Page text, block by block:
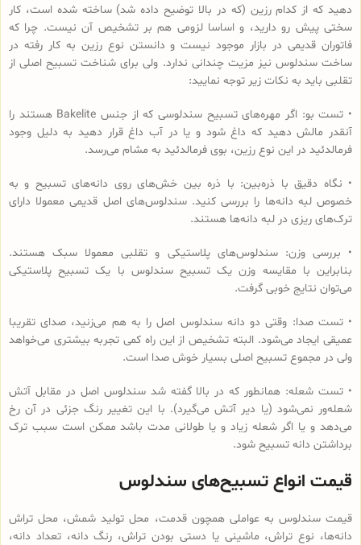
دهید که از کدام رزین (که در بالا توضیح داده شد) ساخته شده است، کار
سختی پیش رو دارید، و اساسا لزومی هم بر تشخیص آن نیست. چرا که
فاتوران قدیمی در بازار موجود نیست و دانستن نوع رزین به کار رفته در
ساخت سندلوس نیز مزیت چندانی ندارد. ولی برای شناخت تسبیح اصلی از
تقلبی باید به نکات زیر توجه نمایید:
• تست بو: اگر مهره‌های تسبیح‌ سندلوسی که از جنس Bakelite هستند را
آنقدر مالش دهید که داغ شود و یا در آب داغ قرار دهید به دلیل وجود
فرمالدئید در این نوع رزین، بوی فرمالدئید به مشام می‌رسد.
• نگاه دقیق با ذره‌بین: با ذره بین خش‌های روی دانه‌های تسبیح و به
خصوص لبه دانه‌ها را بررسی کنید. سندلوس‌های اصل قدیمی معمولا دارای
ترک‌های ریزی در لبه دانه‌ها هستند.
• بررسی وزن: سندلوس‌های پلاستیکی و تقلبی معمولا سبک هستند.
بنابراین با مقایسه وزن یک تسبیح سندلوس با یک تسبیح پلاستیکی
می‌توان نتایج خوبی گرفت.
• تست صدا: وقتی دو دانه سندلوس اصل را به هم می‌زنید، صدای تقریبا
عمیقی ایجاد می‌شود. البته تشخیص از این راه کمی تجربه بیشتری می‌خواهد
ولی در مجموع تسبیح اصلی بسیار خوش صدا است.
• تست شعله: همانطور که در بالا گفته شد سندلوس اصل در مقابل آتش
شعله‌ور نمی‌شود (یا دیر آتش می‌گیرد). با این تغییر رنگ جزئی در آن رخ
می‌دهد و یا اگر شعله زیاد و یا طولانی مدت باشد ممکن است سبب ترک
برداشتن دانه تسبیح شود.
قیمت انواع تسبیح‌های سندلوس
قیمت سندلوس به عواملی همچون قدمت، محل تولید شمش، محل تراش
دانه‌ها، نوع تراش، ماشینی یا دستی بودن تراش، رنگ دانه، تعداد دانه،